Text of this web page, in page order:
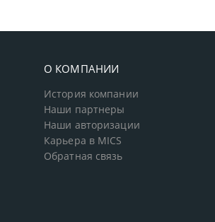
О КОМПАНИИ
История компании
Наши партнеры
Наши авторизации
Карьера в MICS
Обратная связь